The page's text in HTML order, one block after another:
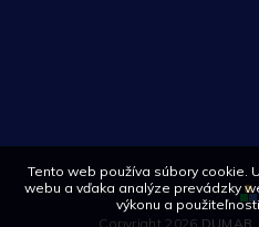
Tento web používa súbory cookie.
webu a vďaka analýze prevádzky
výkonu a
Copyright 2026 DUMAR